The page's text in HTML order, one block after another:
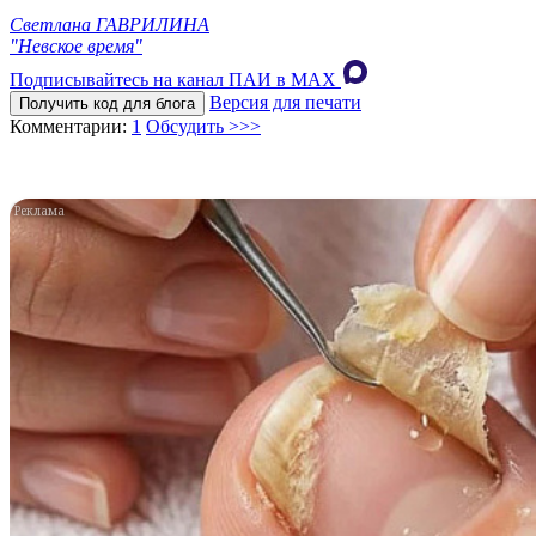
Светлана ГАВРИЛИНА
"Невское время"
Подписывайтесь на канал ПАИ в MAХ
Получить код для блога
Версия для печати
Комментарии: 1 Обсудить >>>